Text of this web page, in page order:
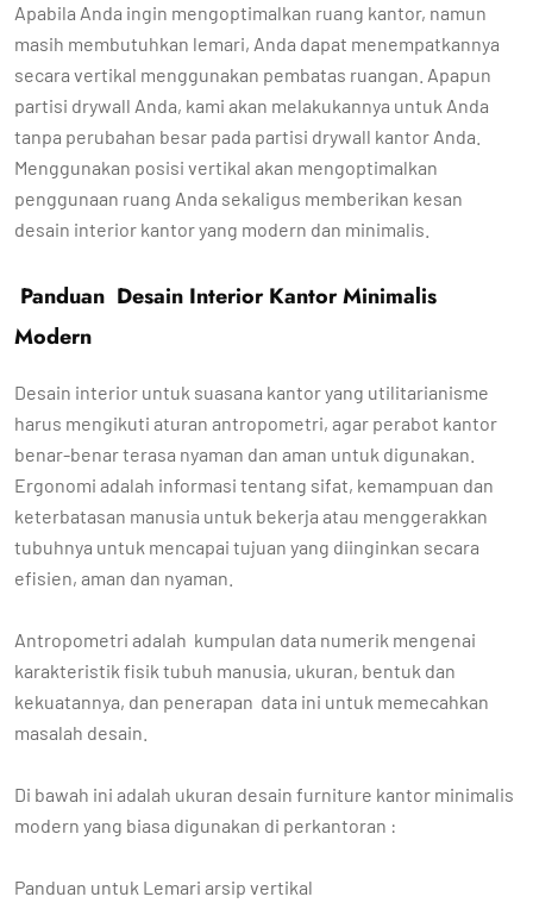
Apabila Anda ingin mengoptimalkan ruang kantor, namun
masih membutuhkan lemari, Anda dapat menempatkannya
secara vertikal menggunakan pembatas ruangan. Apapun
partisi drywall Anda, kami akan melakukannya untuk Anda
tanpa perubahan besar pada partisi drywall kantor Anda.
Menggunakan posisi vertikal akan mengoptimalkan
penggunaan ruang Anda sekaligus memberikan kesan
desain interior kantor yang modern dan minimalis.
Panduan Desain Interior Kantor Minimalis
Modern
Desain interior untuk suasana kantor yang utilitarianisme
harus mengikuti aturan antropometri, agar perabot kantor
benar-benar terasa nyaman dan aman untuk digunakan.
Ergonomi adalah informasi tentang sifat, kemampuan dan
keterbatasan manusia untuk bekerja atau menggerakkan
tubuhnya untuk mencapai tujuan yang diinginkan secara
efisien, aman dan nyaman.
Antropometri adalah kumpulan data numerik mengenai
karakteristik fisik tubuh manusia, ukuran, bentuk dan
kekuatannya, dan penerapan data ini untuk memecahkan
masalah desain.
Di bawah ini adalah ukuran desain furniture kantor minimalis
modern yang biasa digunakan di perkantoran :
Panduan untuk Lemari arsip vertikal